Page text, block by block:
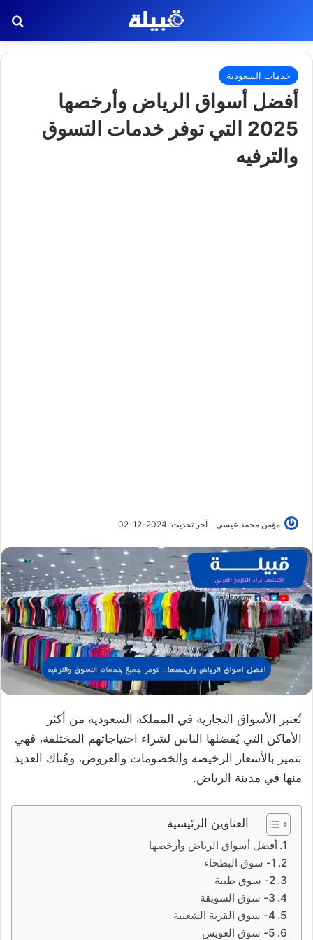
خدمات السعودية
أفضل أسواق الرياض وأرخصها
2025 التي توفر خدمات التسوق
والترفيه
مؤمن محمد عيسي آخر تحديث: 2024-12-02
تُعتبر الأسواق التجارية في المملكة السعودية من أكثر
الأماكن التي يُفضلها الناس لشراء احتياجاتهم المختلفة، فهي
تتميز بالأسعار الرخيصة والخصومات والعروض، وهُناك العديد
منها في مدينة الرياض.
العناوين الرئيسية
أفضل أسواق الرياض وأرخصها
1- سوق البطحاء
2- سوق طيبة
3- سوق السويقة
4- سوق القرية الشعبية
5- سوق العويس